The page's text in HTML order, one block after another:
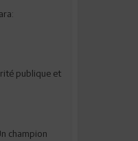
publique et
champion